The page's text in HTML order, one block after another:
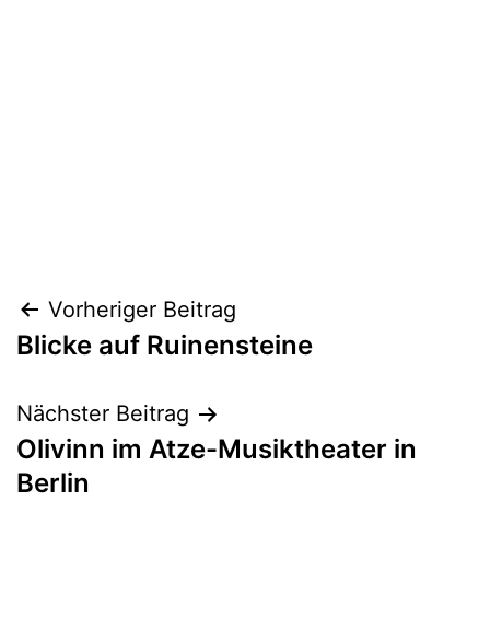
Beitragsnavigation
Vorheriger Beitrag
Blicke auf Ruinensteine
Nächster Beitrag
Olivinn im Atze-Musiktheater in
Berlin